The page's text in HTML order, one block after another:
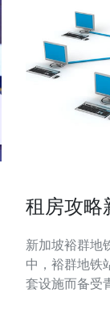
租房攻略
新加坡裕群地铁站区域
中，裕群地铁
套设施而备受